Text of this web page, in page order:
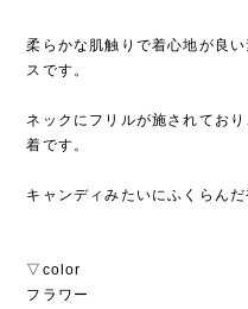
柔らかな肌触りで着心地が良
スです。
ネックにフリルが施されてお
着です。
キャンディみたいにふくらん
▽color
フラワー